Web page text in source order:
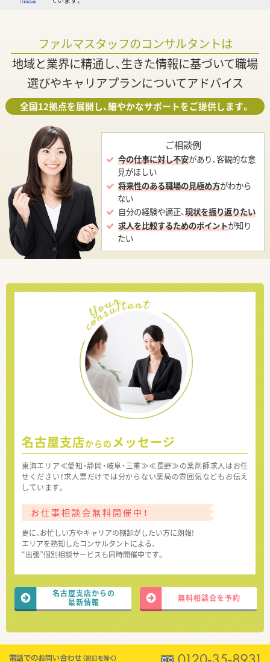
ファルマスタッフのコンサルタントは
地域と業界に精通し、生きた情報に基づいて職場
選びやキャリアプランについてアドバイス
全国12拠点を展開し、細やかなサポートをご提供します。
ご相談例
今の仕事に対し不安があり、客観的な意
見がほしい
将来性のある職場の見極め方がわから
ない
自分の経験や適正、現状を振り返りたい
求人を比較するためのポイントが知り
たい
名古屋支店からの メッセージ
東海エリア≪愛知・静岡・岐阜・三重≫≪長野≫の薬剤師求人はお任
せください！求人票だけでは分からない薬局の雰囲気などもお伝え
しています。
お仕事相談会無料開催中！
更に、お忙しい方やキャリアの棚卸がしたい方に朗報!
エリアを熟知したコンサルタントによる、
“出張”個別相談サービスも同時開催中です。
名古屋支店からの
最新情報
無料相談会を予約